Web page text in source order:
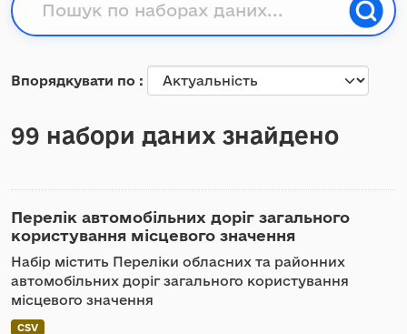
Впорядкувати по
99 набори даних знайдено
Перелік автомобільних доріг загального
користування місцевого значення
Набір містить Переліки обласних та районних
автомобільних доріг загального користування
місцевого значення
CSV